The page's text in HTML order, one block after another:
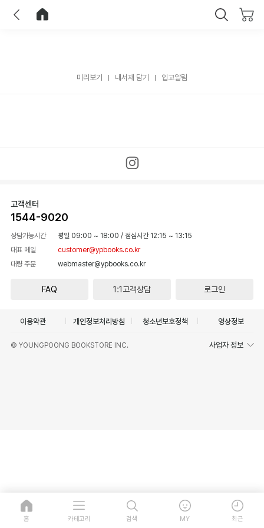
미리보기 내서재 담기 입고알림
고객센터
1544-9020
상담가능시간 평일 09:00 ~ 18:00 / 점심시간 12:15 ~ 13:15
대표 메일
customer@ypbooks.co.kr
대량 주문
webmaster@ypbooks.co.kr
FAQ 1:1고객상담 로그인
이용약관 개인정보처리방침 청소년보호정책 영상정보
© YOUNGPOONG BOOKSTORE INC. 사업자 정보
홈 카테고리 검색 MY 최근